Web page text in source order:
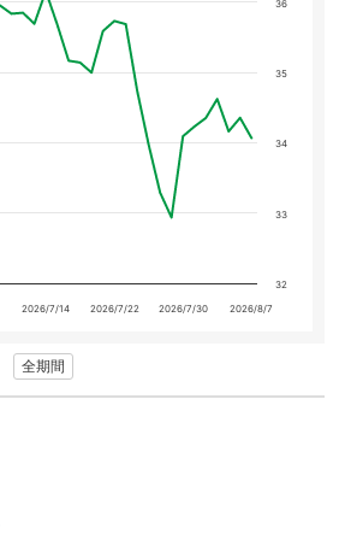
2026/7/14 2026/7/22 2026/7/30 2026/8/7
32
33
34
35
36
全期間